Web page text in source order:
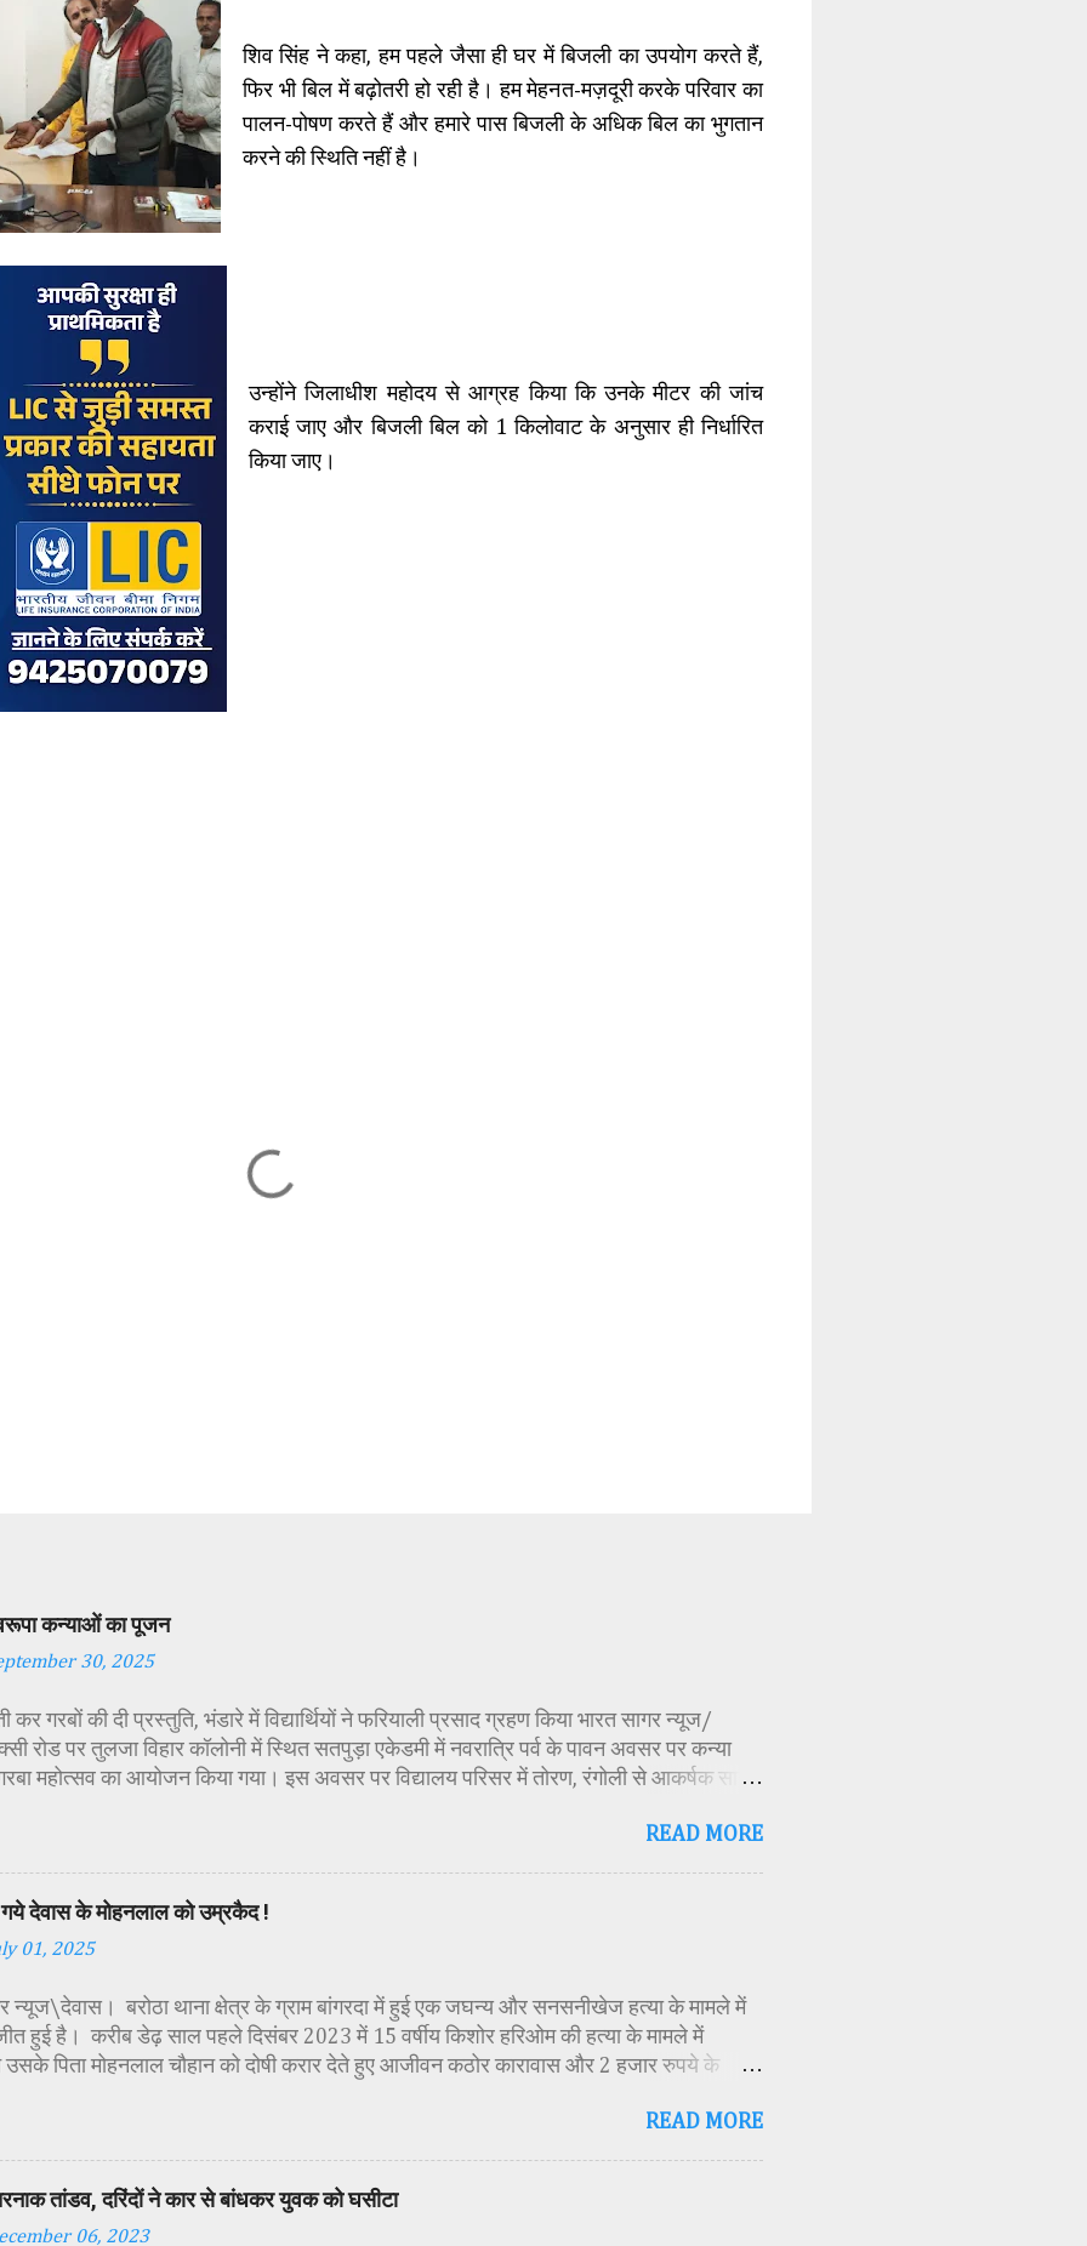
शिव सिंह ने कहा, हम पहले जैसा ही घर में बिजली का उपयोग करते हैं,
फिर भी बिल में बढ़ोतरी हो रही है। हम मेहनत-मज़दूरी करके परिवार का
पालन-पोषण करते हैं और हमारे पास बिजली के अधिक बिल का भुगतान
करने की स्थिति नहीं है।
उन्होंने जिलाधीश महोदय से आग्रह किया कि उनके मीटर की जांच
कराई जाए और बिजली बिल को 1 किलोवाट के अनुसार ही निर्धारित
किया जाए।
कन्याओं का पूजन
30, 2025
कर गरबों की दी प्रस्तुति, भंडारे में विद्यार्थियों ने फरियाली प्रसाद ग्रहण किया भारत सागर न्यूज/
रोड पर तुलजा विहार कॉलोनी में स्थित सतपुड़ा एकेडमी में नवरात्रि पर्व के पावन अवसर पर कन्या
महोत्सव का आयोजन किया गया। इस अवसर पर विद्यालय परिसर में तोरण, रंगोली से आकर्षक साज-
पॉलिटेक्निक कॉलेज प्राचार्य डा. सोनल भाटी, वैभव विहार शिक्षा समिति अध्यक्ष एवं भाजपा जिला
यादव, महिला बाल विकास विभाग पर्यवेक्षक कविता ठाकुर ने मातारानी की मूर्ति एवं अखंड ज्योत का
पूजन-अर्चन किया। पं. मयंक द्विवेदी के आचार्यत्व में वैदिक मंत्रोच्चार के बीच देवी शक्ति स्वरूपा
विधिविधान पूर्वक पूजन-अर्चन किया गया। कार्यक्रम में अतिथिजनों ने वैदिक मंत्रोच्चार के बीच देवी
READ MORE
देवास के मोहनलाल को उम्रकैद !
01, 2025
न्यूज\देवास। बरोठा थाना क्षेत्र के ग्राम बांगरदा में हुई एक जघन्य और सनसनीखेज हत्या के मामले में
हुई है। करीब डेढ़ साल पहले दिसंबर 2023 में 15 वर्षीय किशोर हरिओम की हत्या के मामले में
पिता मोहनलाल चौहान को दोषी करार देते हुए आजीवन कठोर कारावास और 2 हजार रुपये के
था। शव की हालत देख कर ही यह स्पष्ट हो गया था, कि हत्या बेहद नृशंस तरीके से की गई है। जांच के
परेशान होकर आरोपी पिता ने अपने ही बेटे को रास्ते से हटाने की योजना बनाई और हत्या को अंजाम
जांच में पता चला कि मोहनलाल ने पहले बेटे का गला रस्सी से घोंटा, फिर दराते से उसके दोनों हाथ काट
को बोरवेल में फेंक दिया, ताकि सबूत छिपाया जा सके। यह भी पढ़े :
READ MORE
तांडव, दरिंदों ने कार से बांधकर युवक को घसीटा
06, 2023